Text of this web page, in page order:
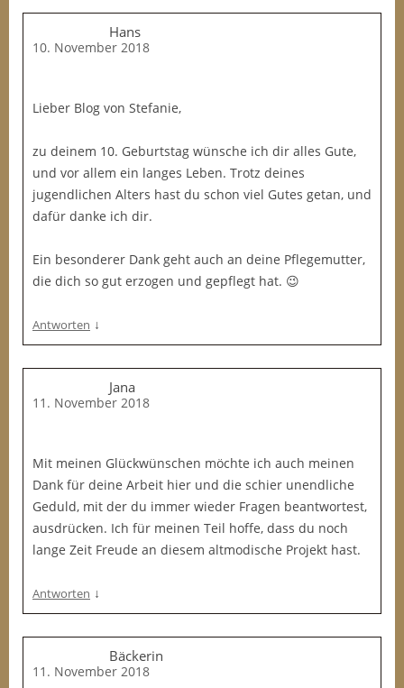
Hans
10. November 2018
Lieber Blog von Stefanie,
zu deinem 10. Geburtstag wünsche ich dir alles Gute,
und vor allem ein langes Leben. Trotz deines
jugendlichen Alters hast du schon viel Gutes getan, und
dafür danke ich dir.
Ein besonderer Dank geht auch an deine Pflegemutter,
die dich so gut erzogen und gepflegt hat. 😉
Antworten ↓
Jana
11. November 2018
Mit meinen Glückwünschen möchte ich auch meinen
Dank für deine Arbeit hier und die schier unendliche
Geduld, mit der du immer wieder Fragen beantwortest,
ausdrücken. Ich für meinen Teil hoffe, dass du noch
lange Zeit Freude an diesem altmodische Projekt hast.
Antworten ↓
Bäckerin
11. November 2018